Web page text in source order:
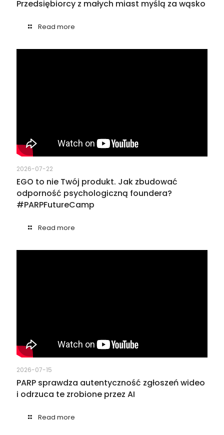
Przedsiębiorcy z małych miast myślą za wąsko
Read more
2026-07-22
EGO to nie Twój produkt. Jak zbudować
odporność psychologiczną foundera?
#PARPFutureCamp
Read more
2026-07-15
PARP sprawdza autentyczność zgłoszeń wideo
i odrzuca te zrobione przez AI
Read more